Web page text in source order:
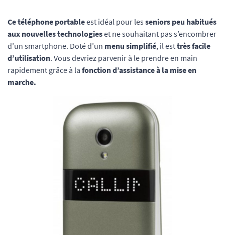
Ce téléphone portableest idéal pour les seniors peu habitués
aux nouvelles technologieset ne souhaitant pas s’encombrer
d’un smartphone. Doté d’un menu simplifié, il esttrès facile
d’utilisation. Vous devriez parvenir à le prendre en main
rapidement grâce à la fonction d’assistance à la mise en
marche.